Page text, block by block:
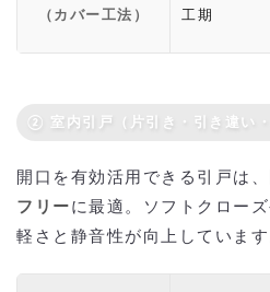
（カバー工法）
工期
② 室内引戸（片引き・引き違い
開口を有効活用できる引戸は、
フリー に最適。ソフトクロー
軽さと静音性が向上しています